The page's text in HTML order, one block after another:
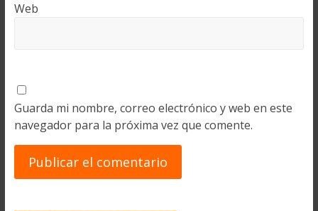
Web
Guarda mi nombre, correo electrónico y web en este
navegador para la próxima vez que comente.